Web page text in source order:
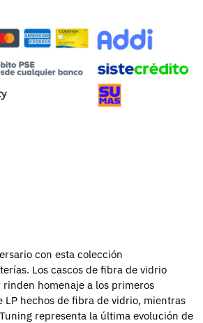
con esta colección
Los cascos de fibra de vidrio
rinden homenaje a los primeros
LP hechos de fibra de vidrio, mientras
representa la última evolución de